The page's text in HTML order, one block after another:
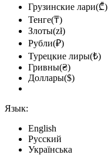
Грузинские лари(₾)
Тенге(₸)
Злоты(zł)
Рубли(₽)
Турецкие лиры(₺)
Гривны(₴)
Доллары($)
Язык:
English
Русский
Українська